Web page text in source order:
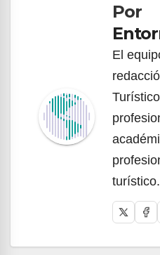
entradasPor
El
turístico.